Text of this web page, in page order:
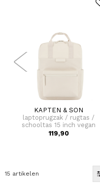
KAPTEN & SON
laptoprugzak / rugtas /
schooltas 15 inch vegan
bergen pro
119,90
15 artikelen